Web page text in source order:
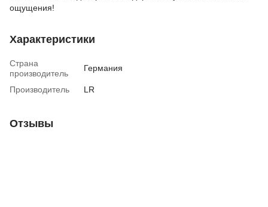
ощущения!
Характеристики
Страна
производитель
Германия
Производитель LR
Отзывы